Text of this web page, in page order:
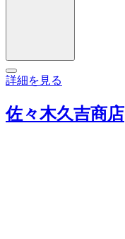
詳細を見る
佐々木久吉商店